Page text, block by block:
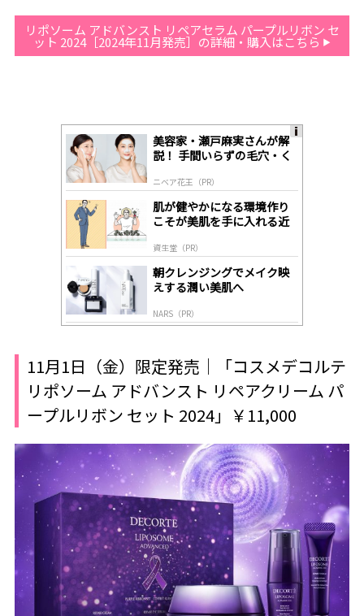
リポソーム アドバンスト リペアセラム パープルリボン セ
ット 2024［2024年11月発売］の詳細・購入はこちら
美容家・瀬戸麻実さんが解
説！ 手間いらずの毛穴・く
ニベア花王（PR）
肌が健やかになる環境作り
こそが美肌を手に入れる近
資生堂（PR）
朝クレンジングでメイク映
えする潤い美肌へ
NARS（PR）
11月1日（金）限定発売｜「コスメデコルテ
リポソーム アドバンスト リペアクリーム パ
ープルリボン セット 2024」￥11,000